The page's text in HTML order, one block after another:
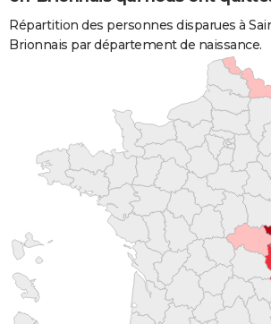
Répartition des personnes disparues à
Brionnais par département de naissance.